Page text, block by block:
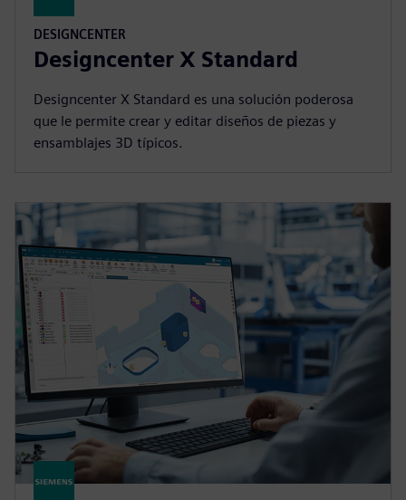
DESIGNCENTER
Designcenter X Standard
Designcenter X Standard es una solución poderosa
que le permite crear y editar diseños de piezas y
ensamblajes 3D típicos.